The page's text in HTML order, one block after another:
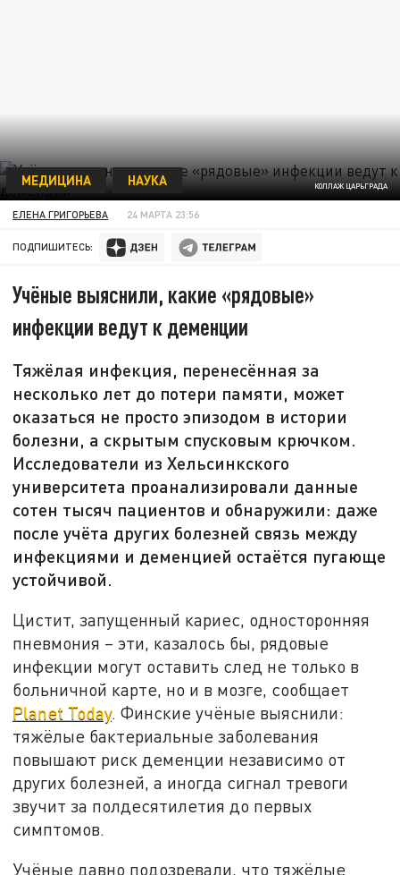
КОЛЛАЖ ЦАРЬГРАДА
МЕДИЦИНА НАУКА
ЕЛЕНА ГРИГОРЬЕВА 24 МАРТА 23:56
ПОДПИШИТЕСЬ:
Учёные выяснили, какие «рядовые»
инфекции ведут к деменции
Тяжёлая инфекция, перенесённая за
несколько лет до потери памяти, может
оказаться не просто эпизодом в истории
болезни, а скрытым спусковым крючком.
Исследователи из Хельсинкского
университета проанализировали данные
сотен тысяч пациентов и обнаружили: даже
после учёта других болезней связь между
инфекциями и деменцией остаётся пугающе
устойчивой.
Цистит, запущенный кариес, односторонняя
пневмония – эти, казалось бы, рядовые
инфекции могут оставить след не только в
больничной карте, но и в мозге, сообщает
Planet Today. Финские учёные выяснили:
тяжёлые бактериальные заболевания
повышают риск деменции независимо от
других болезней, а иногда сигнал тревоги
звучит за полдесятилетия до первых
симптомов.
Учёные давно подозревали, что тяжёлые